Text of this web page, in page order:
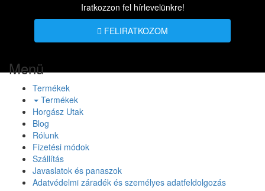
Iratkozzon fel hírlevelünkre!
FELIRATKOZOM
Menü
Termékek
Termékek
Horgász Utak
Blog
Rólunk
Fizetési módok
Szállítás
Javaslatok és panaszok
Adatvédelmi záradék és személyes adatfeldolgozás